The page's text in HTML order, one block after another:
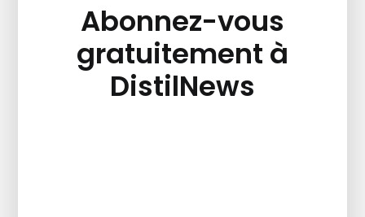
Abonnez-vous
gratuitement à
DistilNews